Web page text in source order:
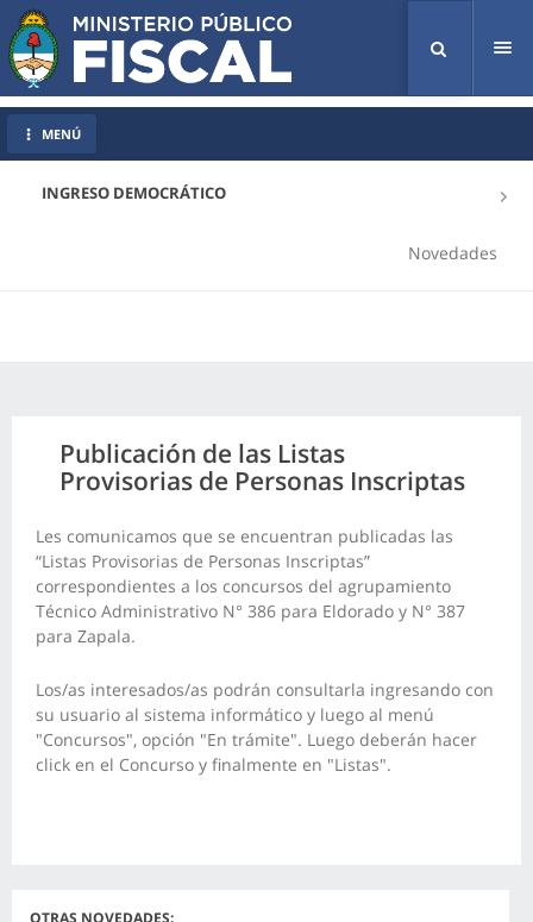
INGRESO DEMOCRÁTICO
Novedades
MENÚ
Publicación de las Listas
Provisorias de Personas Inscriptas
Les comunicamos que se encuentran publicadas las
“Listas Provisorias de Personas Inscriptas”
correspondientes a los concursos del agrupamiento
Técnico Administrativo N° 386 para Eldorado y N° 387
para Zapala.
Los/as interesados/as podrán consultarla ingresando con
su usuario al sistema informático y luego al menú
"Concursos", opción "En trámite". Luego deberán hacer
click en el Concurso y finalmente en "Listas".
OTRAS NOVEDADES: